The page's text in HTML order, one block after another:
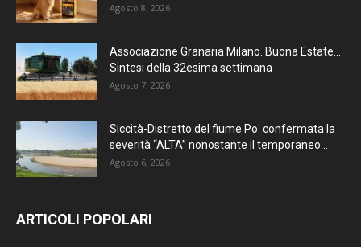
Agosto 8, 2026
Associazione Granaria Milano. Buona Estate…
Sintesi della 32esima settimana
Agosto 7, 2026
Siccità-Distretto del fiume Po: confermata la
severità “ALTA” nonostante il temporaneo...
Agosto 6, 2026
ARTICOLI POPOLARI